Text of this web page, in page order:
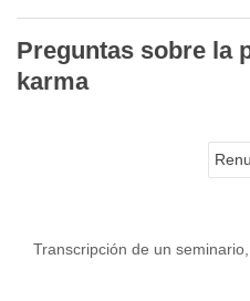
Preguntas sobre la
karma
Transcripción de un